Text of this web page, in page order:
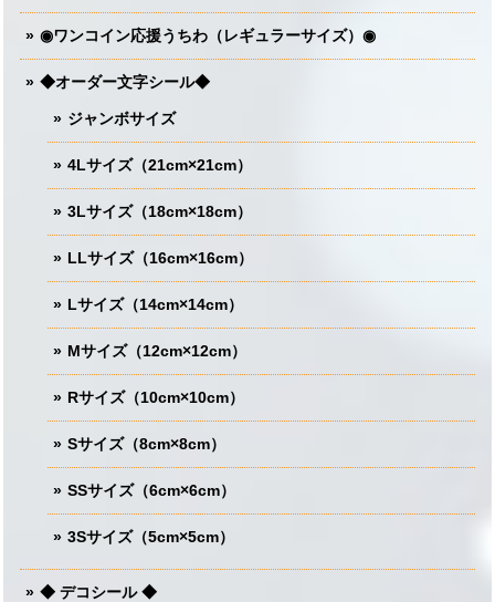
◉ワンコイン応援うちわ（レギュラーサイズ）◉
◆オーダー文字シール◆
ジャンボサイズ
4Lサイズ（21cm×21cm）
3Lサイズ（18cm×18cm）
LLサイズ（16cm×16cm）
Lサイズ（14cm×14cm）
Mサイズ（12cm×12cm）
Rサイズ（10cm×10cm）
Sサイズ（8cm×8cm）
SSサイズ（6cm×6cm）
3Sサイズ（5cm×5cm）
◆ デコシール ◆